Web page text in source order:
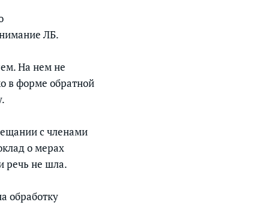
ЛБ.
На нем не
в форме обратной
с членами
о мерах
речь не шла.
обработку